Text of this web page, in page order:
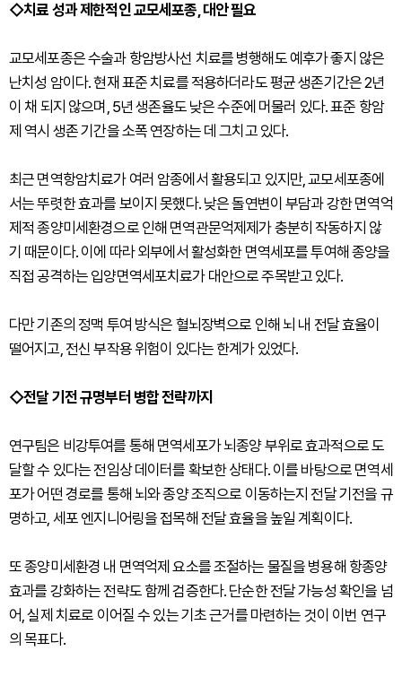
◇치료 성과 제한적인 교모세포종, 대안 필요
교모세포종은 수술과 항암방사선 치료를 병행해도 예후가 좋지 않은
난치성 암이다. 현재 표준 치료를 적용하더라도 평균 생존기간은 2년
이 채 되지 않으며, 5년 생존율도 낮은 수준에 머물러 있다. 표준 항암
제 역시 생존 기간을 소폭 연장하는 데 그치고 있다.
최근 면역항암치료가 여러 암종에서 활용되고 있지만, 교모세포종에
서는 뚜렷한 효과를 보이지 못했다. 낮은 돌연변이 부담과 강한 면역억
제적 종양미세환경으로 인해 면역관문억제제가 충분히 작동하지 않
기 때문이다. 이에 따라 외부에서 활성화한 면역세포를 투여해 종양을
직접 공격하는 입양면역세포치료가 대안으로 주목받고 있다.
다만 기존의 정맥 투여 방식은 혈뇌장벽으로 인해 뇌 내 전달 효율이
떨어지고, 전신 부작용 위험이 있다는 한계가 있었다.
◇전달 기전 규명부터 병합 전략까지
연구팀은 비강투여를 통해 면역세포가 뇌종양 부위로 효과적으로 도
달할 수 있다는 전임상 데이터를 확보한 상태다. 이를 바탕으로 면역세
포가 어떤 경로를 통해 뇌와 종양 조직으로 이동하는지 전달 기전을 규
명하고, 세포 엔지니어링을 접목해 전달 효율을 높일 계획이다.
또 종양미세환경 내 면역억제 요소를 조절하는 물질을 병용해 항종양
효과를 강화하는 전략도 함께 검증한다. 단순한 전달 가능성 확인을 넘
어, 실제 치료로 이어질 수 있는 기초 근거를 마련하는 것이 이번 연구
의 목표다.